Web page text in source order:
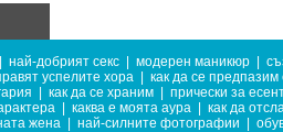
най-добрият секс модерен маникюр
успелите хора
как да се предпазим
как да се храним
прически за
каква е моята аура
как да
жена най-силните фотографии